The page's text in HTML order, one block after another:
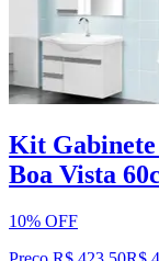
Kit Gabinete
Boa Vista
10% OFF